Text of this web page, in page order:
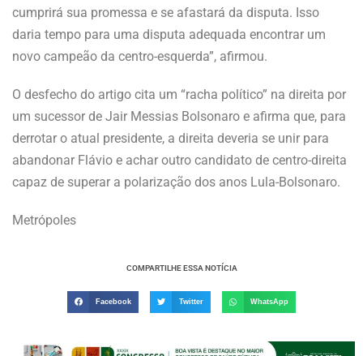
cumprirá sua promessa e se afastará da disputa. Isso
daria tempo para uma disputa adequada encontrar um
novo campeão da centro-esquerda”, afirmou.
O desfecho do artigo cita um “racha político” na direita por
um sucessor de Jair Messias Bolsonaro e afirma que, para
derrotar o atual presidente, a direita deveria se unir para
abandonar Flávio e achar outro candidato de centro-direita
capaz de superar a polarização dos anos Lula-Bolsonaro.
Metrópoles
COMPARTILHE ESSA NOTÍCIA
Facebook Twitter WhatsApp